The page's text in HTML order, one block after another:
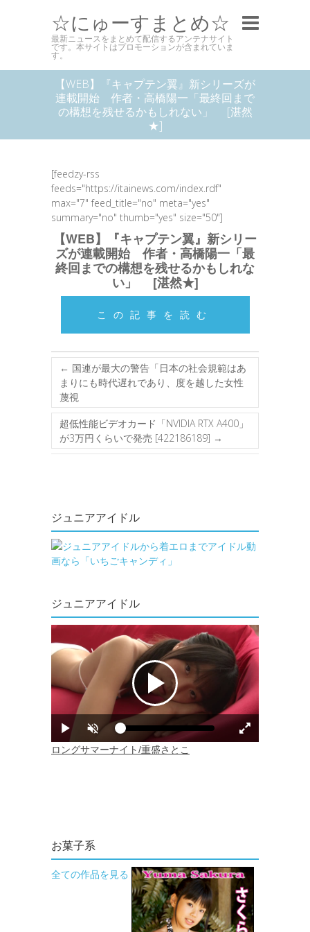
☆にゅーすまとめ☆
最新ニュースをまとめて配信するアンテナサイト
です。本サイトはプロモーションが含まれていま
す。
【WEB】『キャプテン翼』新シリーズが
連載開始 作者・高橋陽一「最終回まで
の構想を残せるかもしれない」 [湛然
★]
[feedzy-rss
feeds="https://itainews.com/index.rdf"
max="7" feed_title="no" meta="yes"
summary="no" thumb="yes" size="50"]
【WEB】『キャプテン翼』新シリー
ズが連載開始 作者・高橋陽一「最
終回までの構想を残せるかもしれな
い」 [湛然★]
この記事を読む
← 国連が最大の警告「日本の社会規範はあ
まりにも時代遅れであり、度を越した女性
蔑視
超低性能ビデオカード「NVIDIA RTX A400」
が3万円くらいで発売 [422186189] →
ジュニアアイドル
ジュニアアイドル
お菓子系
全ての作品を見る